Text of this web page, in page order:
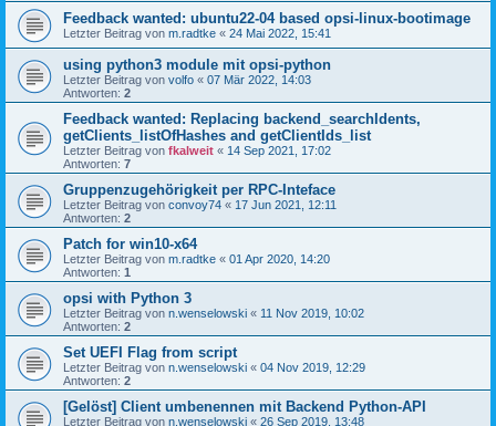
Feedback wanted: ubuntu22-04 based opsi-linux-bootimage
Letzter Beitrag von m.radtke « 24 Mai 2022, 15:41
using python3 module mit opsi-python
Letzter Beitrag von volfo « 07 Mär 2022, 14:03
Antworten: 2
Feedback wanted: Replacing backend_searchIdents,
getClients_listOfHashes and getClientIds_list
Letzter Beitrag von fkalweit « 14 Sep 2021, 17:02
Antworten: 7
Gruppenzugehörigkeit per RPC-Inteface
Letzter Beitrag von convoy74 « 17 Jun 2021, 12:11
Antworten: 2
Patch for win10-x64
Letzter Beitrag von m.radtke « 01 Apr 2020, 14:20
Antworten: 1
opsi with Python 3
Letzter Beitrag von n.wenselowski « 11 Nov 2019, 10:02
Antworten: 2
Set UEFI Flag from script
Letzter Beitrag von n.wenselowski « 04 Nov 2019, 12:29
Antworten: 2
[Gelöst] Client umbenennen mit Backend Python-API
Letzter Beitrag von n.wenselowski « 26 Sep 2019, 13:48